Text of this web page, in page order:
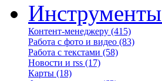
Инструменты
Контент-менеджеру (415)
Работа с фото и видео (83)
Работа с текстами (58)
Новости и rss (17)
Карты (18)